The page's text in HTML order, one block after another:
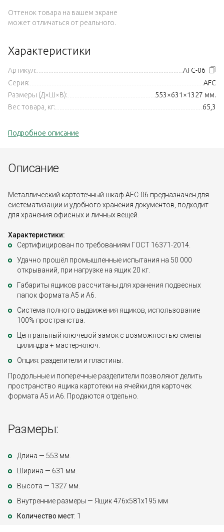
Оттенок товара на вашем экране
может отличаться от реального.
Характеристики
Артикул:
AFC-06
Серия:
AFC
Размеры (Д×Ш×В):
553×631×1327 мм.
Вес товара, кг:
65,3
Подробное описание
Описание
Металлический картотечный шкаф AFC-06 предназначен для
систематизации и удобного хранения документов, подходит
для хранения офисных и личных вещей.
Характеристики:
Сертифицирован по требованиям ГОСТ 16371-2014.
Удачно прошёл промышленные испытания на 50 000
открываний, при нагрузке на ящик 20 кг.
Габариты ящиков рассчитаны для хранения подвесных
папок формата А5 и A6.
Система полного выдвижения ящиков, использование
100% пространства.
Центральный ключевой замок с возможностью смены
цилиндра + мастер-ключ.
Опция: разделители и пластины.
Продольные и поперечные разделители позволяют делить
пространство ящика картотеки на ячейки для карточек
формата А5 и А6. Продаются отдельно.
Размеры:
Длина — 553 мм.
Ширина — 631 мм.
Высота — 1327 мм.
Внутренние размеры — Ящик 476x581х195 мм
Количество мест: 1